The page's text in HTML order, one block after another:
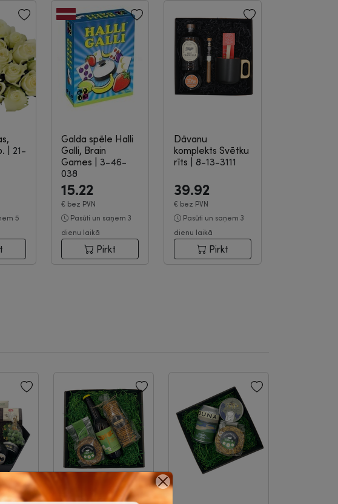
21-
5
Galda spēle Halli
Galli, Brain
Games
3-46-
038
15.22
€ bez PVN
Pasūti un saņem 3
dienu laikā
Pirkt
Dāvanu
komplekts Svētku
rīts
8-13-3111
39.92
€ bez PVN
Pasūti un saņem 3
dienu laikā
Pirkt